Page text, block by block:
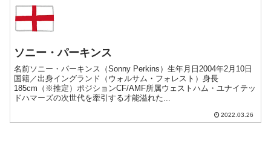
ソニー・パーキンス
名前ソニー・パーキンス（Sonny Perkins）生年月日2004年2月10日
国籍／出身イングランド（ウォルサム・フォレスト）身長
185cm（※推定）ポジションCF/AMF所属ウェストハム・ユナイテッ
ドハマーズの次世代を牽引する才能溢れた...
2022.03.26